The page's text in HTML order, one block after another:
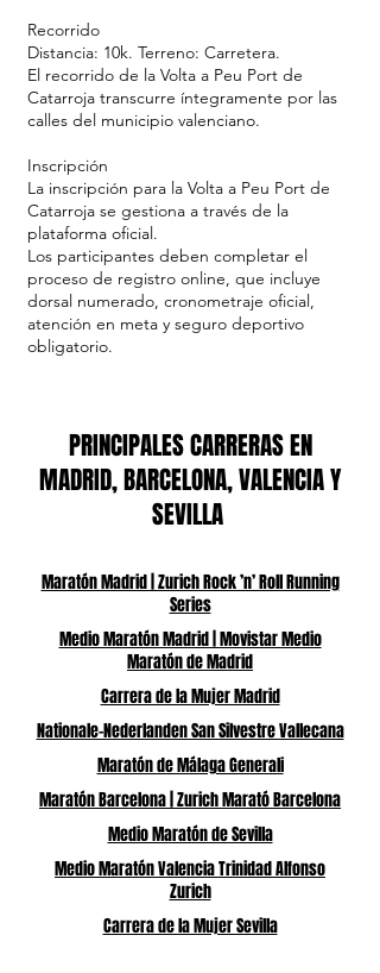
Recorrido
Distancia: 10k. Terreno: Carretera.
El recorrido de la Volta a Peu Port de
Catarroja transcurre íntegramente por las
calles del municipio valenciano.
Inscripción
La inscripción para la Volta a Peu Port de
Catarroja se gestiona a través de la
plataforma oficial.
Los participantes deben completar el
proceso de registro online, que incluye
dorsal numerado, cronometraje oficial,
atención en meta y seguro deportivo
obligatorio.
PRINCIPALES CARRERAS EN
MADRID, BARCELONA, VALENCIA Y
SEVILLA
Maratón Madrid | Zurich Rock ’n’ Roll Running
Series
Medio Maratón Madrid | Movistar Medio
Maratón de Madrid
Carrera de la Mujer Madrid
Nationale-Nederlanden San Silvestre Vallecana
Maratón de Málaga Generali
Maratón Barcelona | Zurich Marató Barcelona
Medio Maratón de Sevilla
Medio Maratón Valencia Trinidad Alfonso
Zurich
Carrera de la Mujer Sevilla